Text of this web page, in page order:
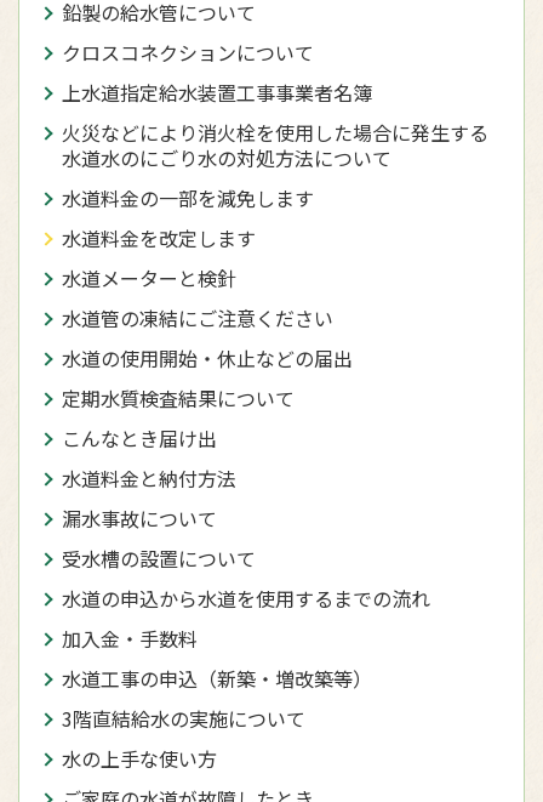
鉛製の給水管について
クロスコネクションについて
上水道指定給水装置工事事業者名簿
火災などにより消火栓を使用した場合に発生する
水道水のにごり水の対処方法について
水道料金の一部を減免します
水道料金を改定します
水道メーターと検針
水道管の凍結にご注意ください
水道の使用開始・休止などの届出
定期水質検査結果について
こんなとき届け出
水道料金と納付方法
漏水事故について
受水槽の設置について
水道の申込から水道を使用するまでの流れ
加入金・手数料
水道工事の申込（新築・増改築等）
3階直結給水の実施について
水の上手な使い方